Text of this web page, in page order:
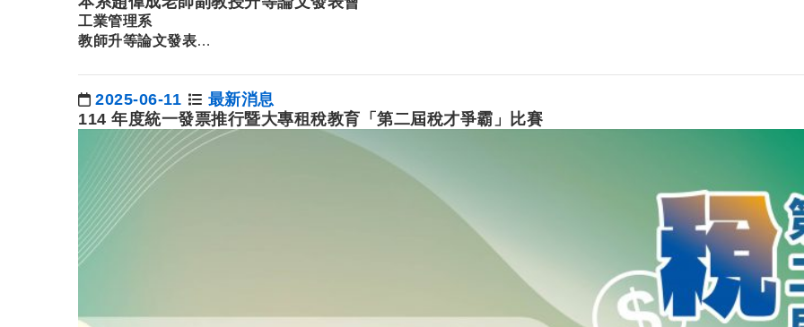
工業管理系
教師升等論文發表
&nb…
日期：
2025-06-11
最新消息
114 年度統一發票推行暨大專租稅教育「第二屆稅才爭霸」比賽